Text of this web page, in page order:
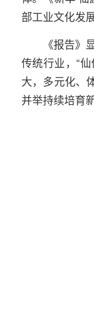
部工业文化发
《报告
传统行业，“
大，多元化、
并举持续培育